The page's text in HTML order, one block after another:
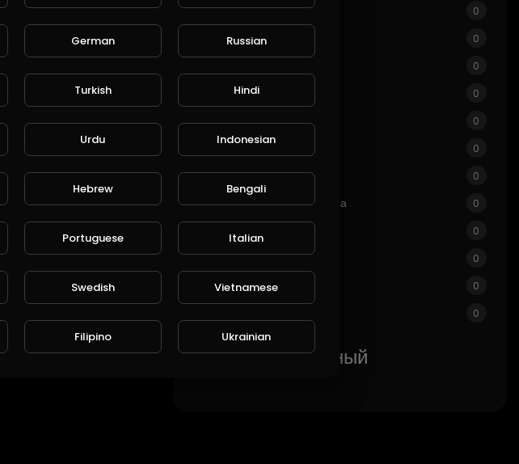
Музыка 0
Домашние животные 0
0
Путешествия и события 0
азартные игры 0
Люди и блоги 0
комедия 0
Развлекательная программа 0
Новости и политика 0
How-to & Style 0
Неприбыль и активизм 0
0
Самый популярный
German Russian
Turkish Hindi
Urdu Indonesian
Hebrew Bengali
Portuguese Italian
Swedish Vietnamese
Filipino Ukrainian